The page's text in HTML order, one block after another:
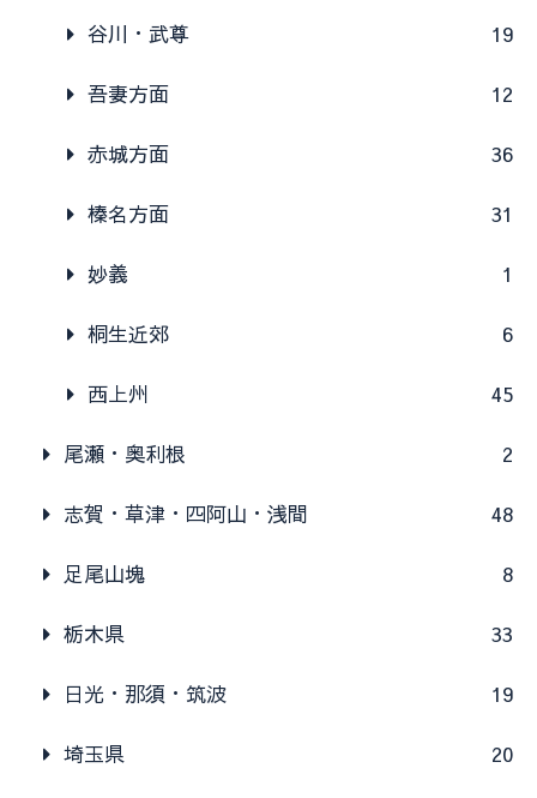
谷川・武尊 19
吾妻方面 12
赤城方面 36
榛名方面 31
妙義 1
桐生近郊 6
西上州 45
尾瀬・奥利根 2
志賀・草津・四阿山・浅間 48
足尾山塊 8
栃木県 33
日光・那須・筑波 19
埼玉県 20